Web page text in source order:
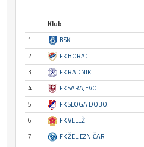
Klub
1
BSK
2
FK BORAC
3
FK RADNIK
4
FK SARAJEVO
5
FK SLOGA DOBOJ
6
FK VELEŽ
7
FK ŽELJEZNIČAR